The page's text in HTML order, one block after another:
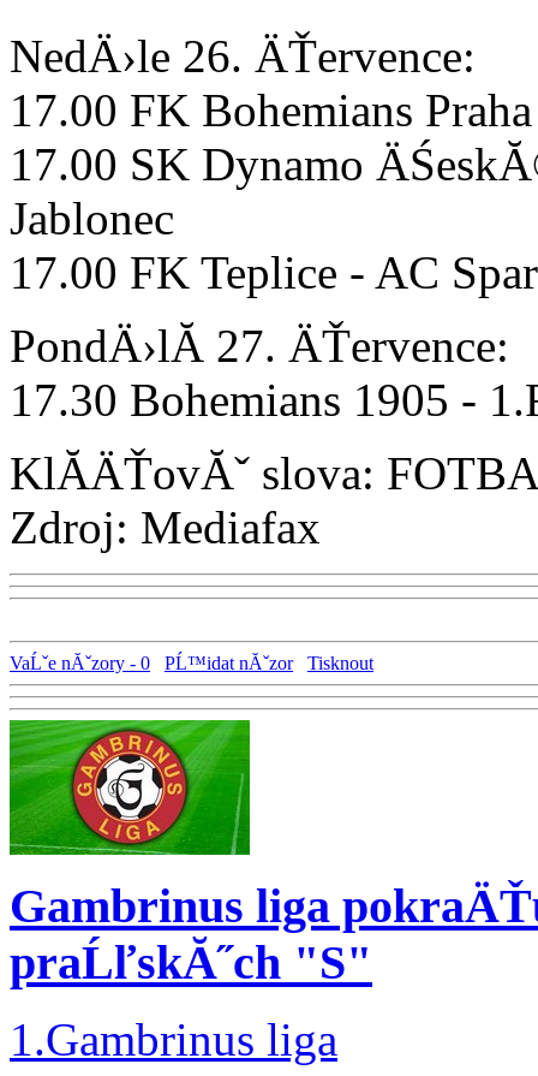
NedÄ›le 26. ÄŤervence:
17.00 FK Bohemians
17.00 SK Dynamo
Jablonec
17.00 FK Teplice - AC
PondÄ›lĂ­ 27. ÄŤervence:
17.30 Bohemians 1905 -
KlĂ­ÄŤovĂˇ slova:
Zdroj: Mediafax
VaĹˇe nĂˇzory - 0 PĹ™idat nĂˇzor Tisknout
Gambrinus liga
praĹľskĂ˝ch "S"
1.Gambrinus liga